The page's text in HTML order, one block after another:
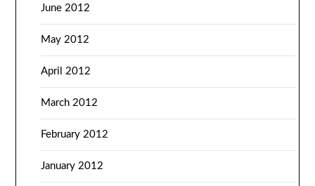
June 2012
May 2012
April 2012
March 2012
February 2012
January 2012